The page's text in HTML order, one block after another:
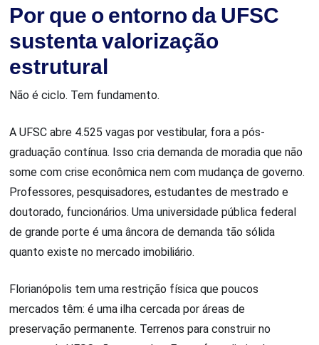
Por que o entorno da UFSC
sustenta valorização
estrutural
Não é ciclo. Tem fundamento.
A UFSC abre 4.525 vagas por vestibular, fora a pós-
graduação contínua. Isso cria demanda de moradia que não
some com crise econômica nem com mudança de governo.
Professores, pesquisadores, estudantes de mestrado e
doutorado, funcionários. Uma universidade pública federal
de grande porte é uma âncora de demanda tão sólida
quanto existe no mercado imobiliário.
Florianópolis tem uma restrição física que poucos
mercados têm: é uma ilha cercada por áreas de
preservação permanente. Terrenos para construir no